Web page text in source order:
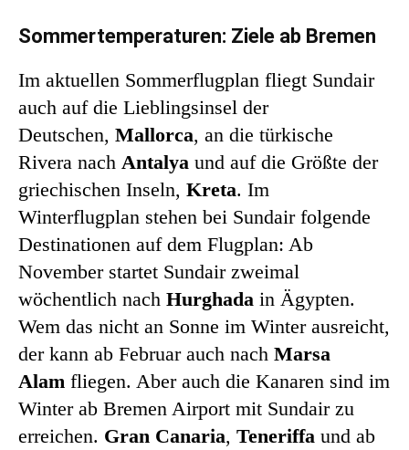
Sommertemperaturen: Ziele ab Bremen
Im aktuellen Sommerflugplan fliegt Sundair
auch auf die Lieblingsinsel der
Deutschen, Mallorca, an die türkische
Rivera nach Antalya und auf die Größte der
griechischen Inseln, Kreta. Im
Winterflugplan stehen bei Sundair folgende
Destinationen auf dem Flugplan: Ab
November startet Sundair zweimal
wöchentlich nach Hurghada in Ägypten.
Wem das nicht an Sonne im Winter ausreicht,
der kann ab Februar auch nach Marsa
Alam fliegen. Aber auch die Kanaren sind im
Winter ab Bremen Airport mit Sundair zu
erreichen. Gran Canaria, Teneriffa und ab